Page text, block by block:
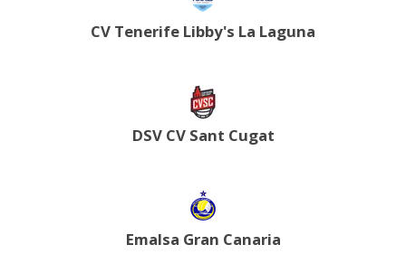
CV Tenerife Libby's La Laguna
DSV CV Sant Cugat
Emalsa Gran Canaria